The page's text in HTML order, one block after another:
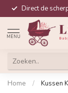
Direct de
MENU
Home / Kussen